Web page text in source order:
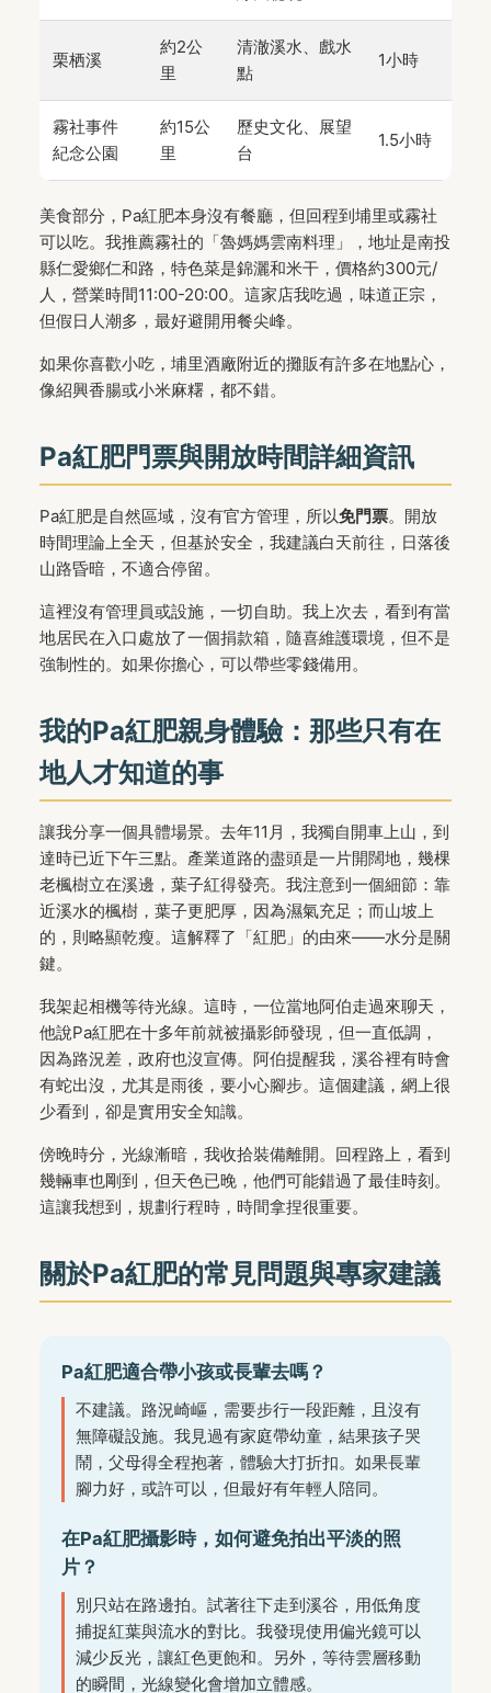
栗栖溪
約2公
里
清澈溪水、戲水
點
1小時
霧社事件
紀念公園
約15公
里
歷史文化、展望
台
1.5小時
美食部分，Pa紅肥本身沒有餐廳，但回程到埔里或霧社
可以吃。我推薦霧社的「魯媽媽雲南料理」，地址是南投
縣仁愛鄉仁和路，特色菜是錦灑和米干，價格約300元/
人，營業時間11:00-20:00。這家店我吃過，味道正宗，
但假日人潮多，最好避開用餐尖峰。
如果你喜歡小吃，埔里酒廠附近的攤販有許多在地點心，
像紹興香腸或小米麻糬，都不錯。
Pa紅肥門票與開放時間詳細資訊
Pa紅肥是自然區域，沒有官方管理，所以免門票。開放
時間理論上全天，但基於安全，我建議白天前往，日落後
山路昏暗，不適合停留。
這裡沒有管理員或設施，一切自助。我上次去，看到有當
地居民在入口處放了一個捐款箱，隨喜維護環境，但不是
強制性的。如果你擔心，可以帶些零錢備用。
我的Pa紅肥親身體驗：那些只有在
地人才知道的事
讓我分享一個具體場景。去年11月，我獨自開車上山，到
達時已近下午三點。產業道路的盡頭是一片開闊地，幾棵
老楓樹立在溪邊，葉子紅得發亮。我注意到一個細節：靠
近溪水的楓樹，葉子更肥厚，因為濕氣充足；而山坡上
的，則略顯乾瘦。這解釋了「紅肥」的由來——水分是關
鍵。
我架起相機等待光線。這時，一位當地阿伯走過來聊天，
他說Pa紅肥在十多年前就被攝影師發現，但一直低調，
因為路況差，政府也沒宣傳。阿伯提醒我，溪谷裡有時會
有蛇出沒，尤其是雨後，要小心腳步。這個建議，網上很
少看到，卻是實用安全知識。
傍晚時分，光線漸暗，我收拾裝備離開。回程路上，看到
幾輛車也剛到，但天色已晚，他們可能錯過了最佳時刻。
這讓我想到，規劃行程時，時間拿捏很重要。
關於Pa紅肥的常見問題與專家建議
Pa紅肥適合帶小孩或長輩去嗎？
不建議。路況崎嶇，需要步行一段距離，且沒有
無障礙設施。我見過有家庭帶幼童，結果孩子哭
鬧，父母得全程抱著，體驗大打折扣。如果長輩
腳力好，或許可以，但最好有年輕人陪同。
在Pa紅肥攝影時，如何避免拍出平淡的照
片？
別只站在路邊拍。試著往下走到溪谷，用低角度
捕捉紅葉與流水的對比。我發現使用偏光鏡可以
減少反光，讓紅色更飽和。另外，等待雲層移動
的瞬間，光線變化會增加立體感。